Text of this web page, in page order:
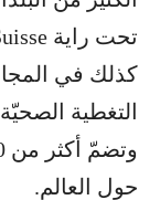
تحت راية Libano-Suisse.
التغطية
حول العالم.